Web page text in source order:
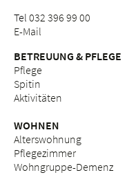
Tel 032 396 99 00
E-Mail
BETREUUNG & PFLEGE
Pflege
Spitin
Aktivitäten
WOHNEN
Alterswohnung
Pflegezimmer
Wohngruppe-Demenz